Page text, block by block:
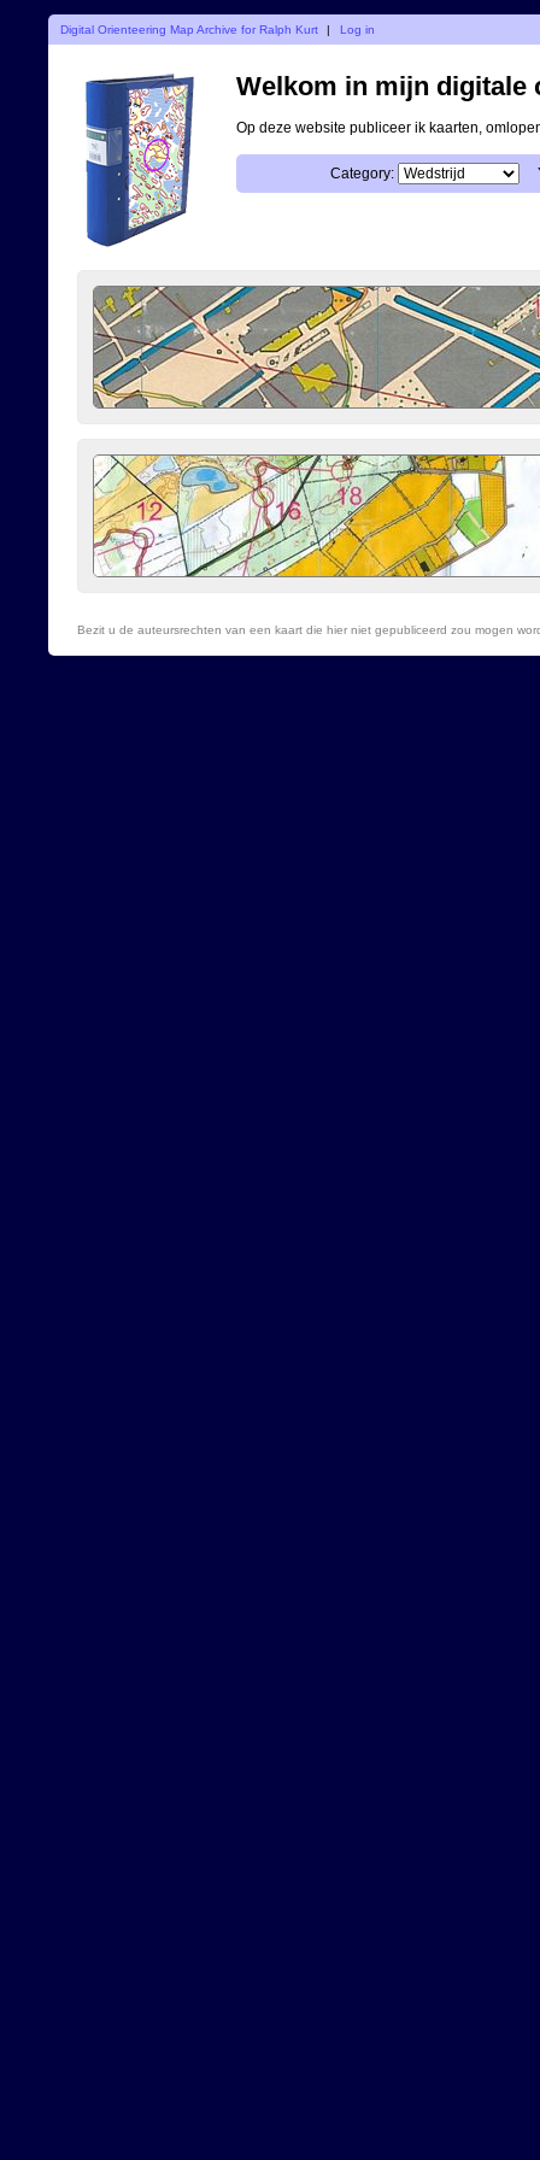
Digital Orienteering Map Archive for Ralph Kurt | Log in
Welkom in mijn digitale
Op deze website publiceer ik kaarten,
Category:
Bezit u de auteursrechten van een kaart die hier niet gepubliceerd zou mogen